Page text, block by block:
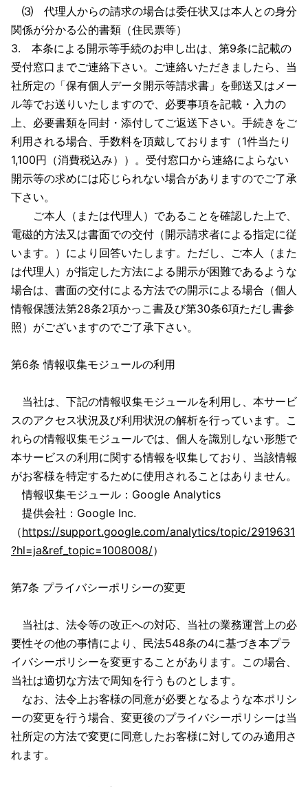
⑶ 代理人からの請求の場合は委任状又は本人との身分
関係が分かる公的書類（住民票等）
3. 本条による開示等手続のお申し出は、第9条に記載の
受付窓口までご連絡下さい。ご連絡いただきましたら、当
社所定の「保有個人データ開示等請求書」を郵送又はメー
ル等でお送りいたしますので、必要事項を記載・入力の
上、必要書類を同封・添付してご返送下さい。手続きをご
利用される場合、手数料を頂戴しております（1件当たり
1,100円（消費税込み））。受付窓口から連絡によらない
開示等の求めには応じられない場合がありますのでご了承
下さい。
ご本人（または代理人）であることを確認した上で、
電磁的方法又は書面での交付（開示請求者による指定に従
います。）により回答いたします。ただし、ご本人（また
は代理人）が指定した方法による開示が困難であるような
場合は、書面の交付による方法での開示による場合（個人
情報保護法第28条2項かっこ書及び第30条6項ただし書参
照）がございますのでご了承下さい。
第6条 情報収集モジュールの利用
当社は、下記の情報収集モジュールを利用し、本サービ
スのアクセス状況及び利用状況の解析を行っています。こ
れらの情報収集モジュールでは、個人を識別しない形態で
本サービスの利用に関する情報を収集しており、当該情報
がお客様を特定するために使用されることはありません。
情報収集モジュール：Google Analytics
提供会社：Google Inc.
（https://support.google.com/analytics/topic/2919631
?hl=ja&ref_topic=1008008/）
第7条 プライバシーポリシーの変更
当社は、法令等の改正への対応、当社の業務運営上の必
要性その他の事情により、民法548条の4に基づき本プラ
イバシーポリシーを変更することがあります。この場合、
当社は適切な方法で周知を行うものとします。
なお、法令上お客様の同意が必要となるような本ポリシ
ーの変更を行う場合、変更後のプライバシーポリシーは当
社所定の方法で変更に同意したお客様に対してのみ適用さ
れます。